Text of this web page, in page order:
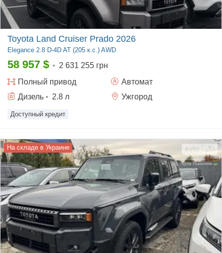
Toyota Land Cruiser Prado 2026
Elegance 2.8 D-4D AT (205 к.с.) AWD
58 957 $ • 2 631 255 грн
Полный привод
Автомат
Дизель • 2.8 л Ужгород
Доступный кредит
На складе в Украине